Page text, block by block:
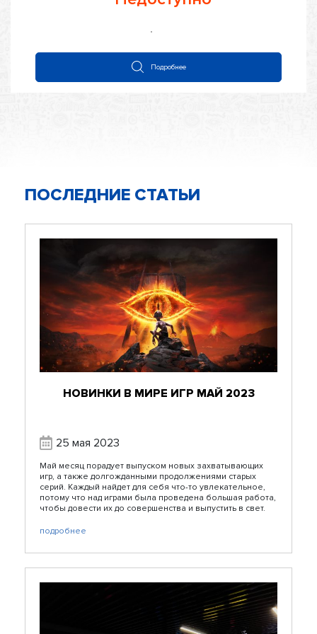
0
Подробнее
ПОСЛЕДНИЕ СТАТЬИ
НОВИНКИ В МИРЕ ИГР МАЙ 2023
25 мая 2023
Май месяц порадует выпуском новых захватывающих
игр, а также долгожданными продолжениями старых
серий. Каждый найдет для себя что-то увлекательное,
потому что над играми была проведена большая работа,
чтобы довести их до совершенства и выпустить в свет.
подробнее